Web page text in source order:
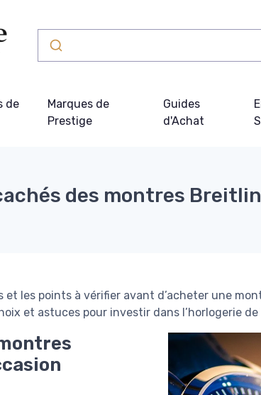
de
Marques de
Prestige
Guides
d'Achat
des montres
et les points à vérifier avant d’acheter une
et astuces pour investir dans l’horlogerie